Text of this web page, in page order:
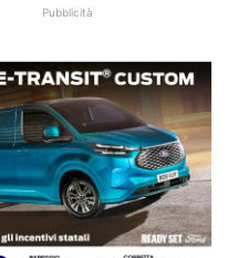
Pubblicità